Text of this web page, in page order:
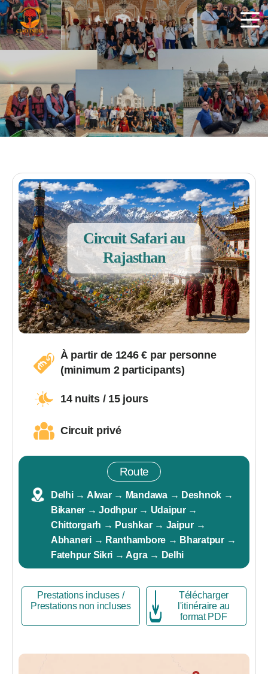
ciaoindiatours
Circuit Safari au
Rajasthan
À partir de 1246€ par personne
(minimum 2 participants)
14 nuits / 15 jours
Circuit privé
Route
Delhi → Alwar → Mandawa → Deshnok →
Bikaner → Jodhpur → Udaipur →
Chittorgarh → Pushkar → Jaipur →
Abhaneri → Ranthambore → Bharatpur →
Fatehpur Sikri → Agra → Delhi
Prestations incluses /
Prestations non incluses
Télécharger
l'itinéraire au
format PDF